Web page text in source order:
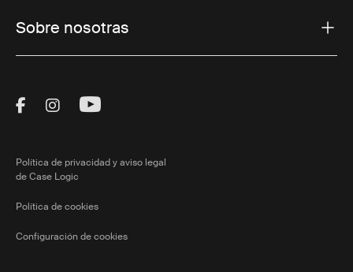
Sobre nosotras
Visit Thule on Facebook (external link)
Visit Thule on Instagram (external link)
Visit Thule on Youtube (external
Política de privacidad y aviso legal
de Case Logic
Política de cookies
Configuración de cookies